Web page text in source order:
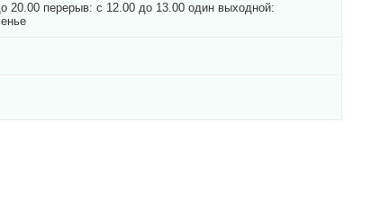
20.00 перерыв: с 12.00 до 13.00 один выходной: